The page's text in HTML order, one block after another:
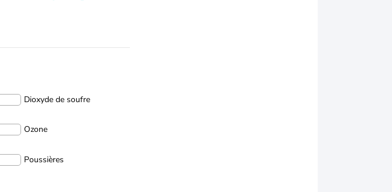
Dioxyde de soufre
Ozone
Poussières